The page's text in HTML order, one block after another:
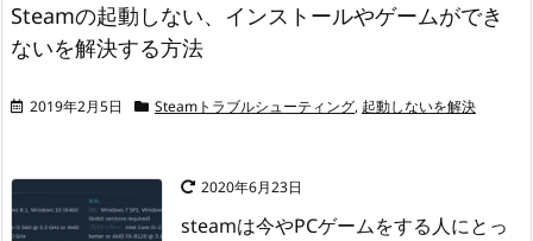
Steamの起動しない、インストールやゲームができ
ないを解決する方法
2019年2月5日 Steamトラブルシューティング, 起動しないを解決
2020年6月23日
steamは今やPCゲームをする人にとっ